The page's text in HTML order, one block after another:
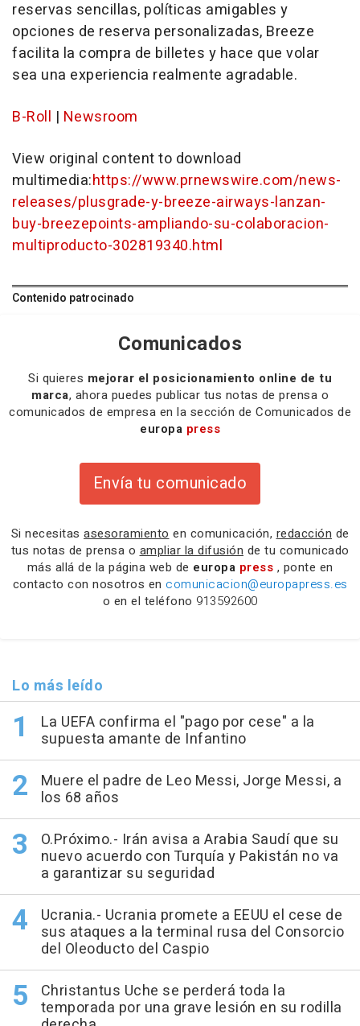
reservas sencillas, políticas amigables y
opciones de reserva personalizadas, Breeze
facilita la compra de billetes y hace que volar
sea una experiencia realmente agradable.
B-Roll | Newsroom
View original content to download
multimedia:https://www.prnewswire.com/news-
releases/plusgrade-y-breeze-airways-lanzan-
buy-breezepoints-ampliando-su-colaboracion-
multiproducto-302819340.html
Contenido patrocinado
Comunicados
Si quieres mejorar el posicionamiento online de tu
marca, ahora puedes publicar tus notas de prensa o
comunicados de empresa en la sección de Comunicados de
europa press
Envía tu comunicado
Si necesitas asesoramiento en comunicación, redacción de
tus notas de prensa o ampliar la difusión de tu comunicado
más allá de la página web de europa press , ponte en
contacto con nosotros en comunicacion@europapress.es
o en el teléfono 913592600
Lo más leído
La UEFA confirma el "pago por cese" a la
supuesta amante de Infantino
Muere el padre de Leo Messi, Jorge Messi, a
los 68 años
O.Próximo.- Irán avisa a Arabia Saudí que su
nuevo acuerdo con Turquía y Pakistán no va
a garantizar su seguridad
Ucrania.- Ucrania promete a EEUU el cese de
sus ataques a la terminal rusa del Consorcio
del Oleoducto del Caspio
Christantus Uche se perderá toda la
temporada por una grave lesión en su rodilla